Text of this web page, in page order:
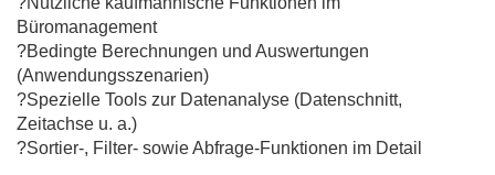
Büromanagement
?Bedingte Berechnungen und Auswertungen
(Anwendungsszenarien)
?Spezielle Tools zur Datenanalyse (Datenschnitt,
Zeitachse u. a.)
?Sortier-, Filter- sowie Abfrage-Funktionen im Detail